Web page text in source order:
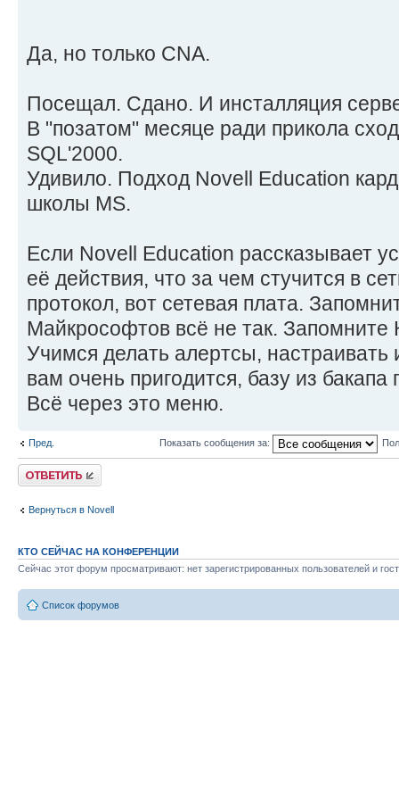
Да, но только CNA.
Посещал. Сдано. И инсталляция
В "позатом" месяце ради прикола
SQL'2000.
Удивило. Подход Novell Education
школы MS.
Если Novell Education рассказывает
её действия, что за чем стучится в
протокол, вот сетевая плата.
Майкрософтов всё не так.
Учимся делать алертсы, настраивать
вам очень пригодится, базу из
Всё через это меню.
Пред. Показать сообщения за:
Ответить
Вернуться в Novell
КТО СЕЙЧАС НА КОНФЕРЕНЦИИ
Сейчас этот форум просматривают: нет зарегистрированных пользователей и
Список форумов